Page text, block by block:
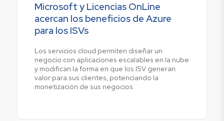
Microsoft y Licencias OnLine
acercan los beneficios de Azure
para los ISVs
Los servicios cloud permiten diseñar un
negocio con aplicaciones escalables en la nube
y modifican la forma en que los ISV generan
valor para sus clientes, potenciando la
monetización de sus negocios.